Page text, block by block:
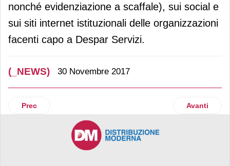
nonché evidenziazione a scaffale), sui social e
sui siti internet istituzionali delle organizzazioni
facenti capo a Despar Servizi.
(_NEWS) 30 Novembre 2017
Articolo precedente: Conad sostiene l'Ospedale Bambino
Prec Articolo
Avanti